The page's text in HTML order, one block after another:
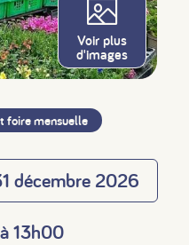
Voir plus
d'images
foire mensuelle
décembre 2026
13h00